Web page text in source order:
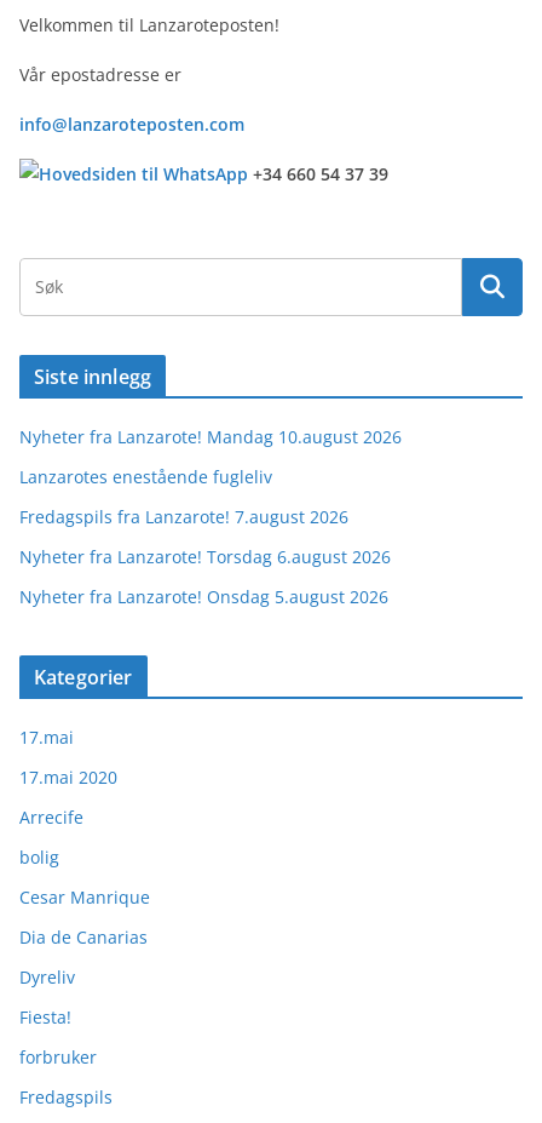
Velkommen til Lanzaroteposten!
Vår epostadresse er
info@lanzaroteposten.com
+34 660 54 37 39
Siste innlegg
Nyheter fra Lanzarote! Mandag 10.august 2026
Lanzarotes enestående fugleliv
Fredagspils fra Lanzarote! 7.august 2026
Nyheter fra Lanzarote! Torsdag 6.august 2026
Nyheter fra Lanzarote! Onsdag 5.august 2026
Kategorier
17.mai
17.mai 2020
Arrecife
bolig
Cesar Manrique
Dia de Canarias
Dyreliv
Fiesta!
forbruker
Fredagspils